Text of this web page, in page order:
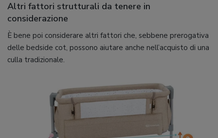
Altri fattori strutturali da tenere in
considerazione
È bene poi considerare altri fattori che, sebbene prerogativa
delle bedside cot, possono aiutare anche nell’acquisto di una
culla tradizionale.